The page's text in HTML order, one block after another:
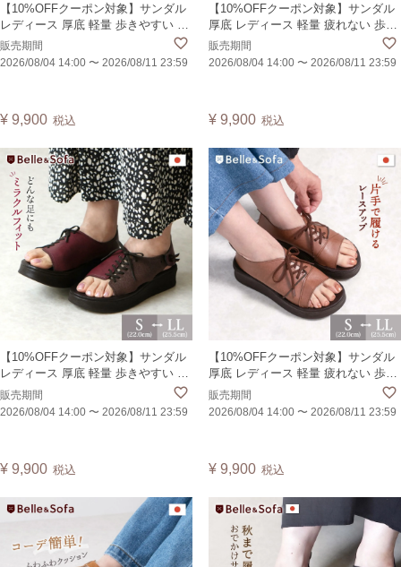
【10%OFFクーポン対象】サンダル
レディース 厚底 軽量 歩きやすい 疲
れない 痛くない 外反母趾 かかとあ
り カバードサンダル ブーツサンダ
販売期間
2026/08/04 14:00 〜 2026/08/11 23:59
¥ 9,900 税込
【10%OFFクーポン対象】サンダル
厚底 レディース 軽量 疲れない 歩き
やすい 外反母趾 痛くない かかとあ
り スポーツサンダル 日本製 GIZAP
販売期間
2026/08/04 14:00 〜 2026/08/11 23:59
¥ 9,900 税込
【10%OFFクーポン対象】サンダル
レディース 厚底 軽量 歩きやすい 疲
れない 外反母趾 痛くない かかとあ
り レースアップ 編み上げ プラット
販売期間
2026/08/04 14:00 〜 2026/08/11 23:59
¥ 9,900 税込
【10%OFFクーポン対象】サンダル
厚底 レディース 軽量 疲れない 歩き
やすい 外反母趾 痛くない かかとあ
り レースアップ 編み上げ ゴム入り
販売期間
2026/08/04 14:00 〜 2026/08/11 23:59
¥ 9,900 税込